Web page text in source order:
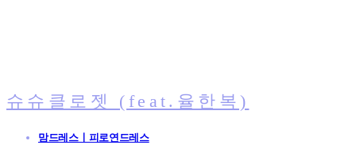
슈슈클로젯 (feat.율한복)
맘드레스ㅣ피로연드레스